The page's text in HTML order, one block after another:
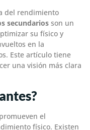
del rendimiento
secundarios son un
su físico y
en la
Este artículo tiene
una visión más clara
el
físico. Existen